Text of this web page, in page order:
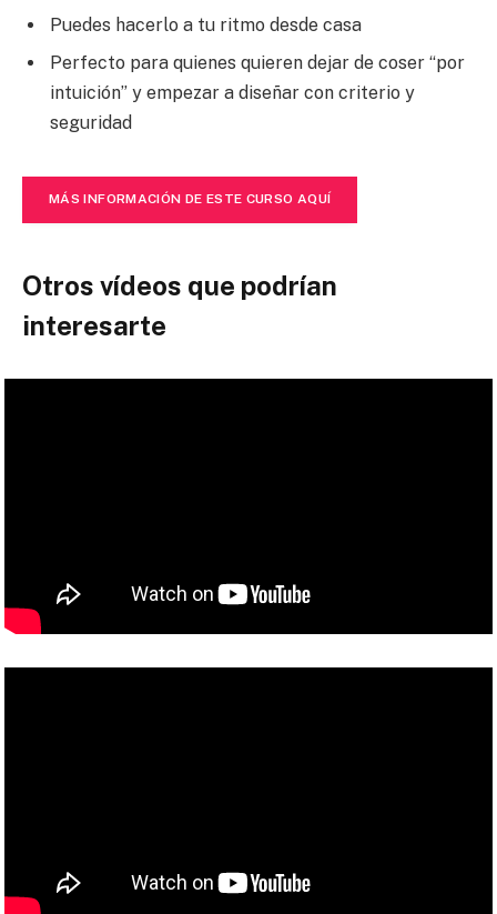
Puedes hacerlo a tu ritmo desde casa
Perfecto para quienes quieren dejar de coser “por
intuición” y empezar a diseñar con criterio y
seguridad
MÁS INFORMACIÓN DE ESTE CURSO AQUÍ
Otros vídeos que podrían
interesarte